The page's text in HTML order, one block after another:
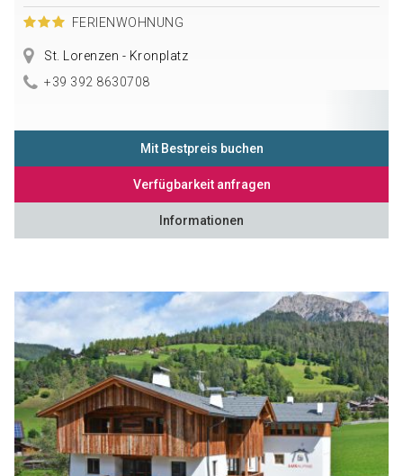
FERIENWOHNUNG
St. Lorenzen - Kronplatz
+39 392 8630708
Mit Bestpreis buchen
Verfügbarkeit anfragen
Informationen